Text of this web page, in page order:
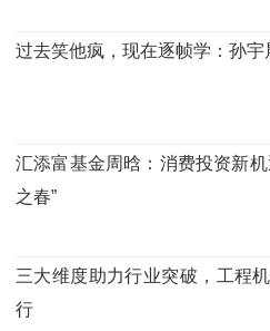
过去笑他疯，现在逐帧学：孙宇
汇添富基金周晗：消费投资新
之春”
三大维度助力行业突破，工程
行